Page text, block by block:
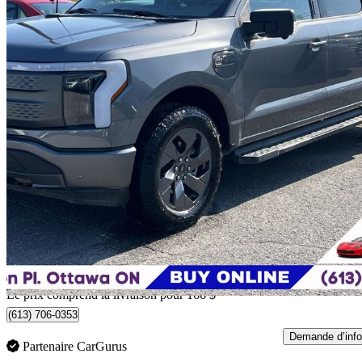
2023 Ford F-150 Lightning
XLT SuperCrew AWD 31 214 km
58 661 $ Bonne
1 029 $/mois env.
Livraison à domicile de Ottawa, ON
Le prix comprend la livraison pour 166 $
(613) 706-0353
Partenaire CarGurus
Demande d’info